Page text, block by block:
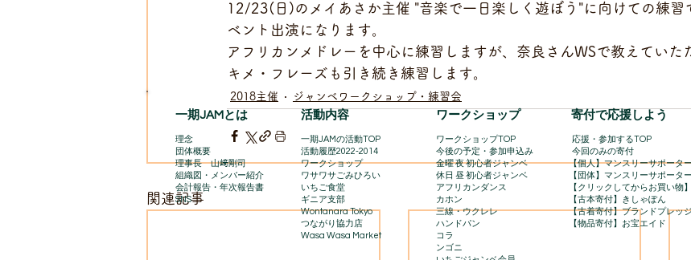
12/23(日)のメイあさか主催 "音楽で一日楽しく遊ぼう"に向けての練習
ベント出演になります。
アフリカンメドレーを中心に練習しますが、奈良さんWSで教えていた
キメ・フレーズも引き続き練習します。
2018主催 ジャンベワークショップ・練習会
関連記事
一期JAMとは 活動内容
理念
団体概要
理事長 山﨑剛司
組織図・メンバー紹介
会計報告​・年次報告書
SNS
一期JAMの活動TOP
​活動履歴2022-2014
ワークショップ
ワサワサごみひろい
いちご食堂
ギニア支部
Wontanara Tokyo
​つながり協力店
Wasa Wasa Market​
​ワークショップ 寄付で応援しよう
ワークショップTOP
今後の予定・参加申込み
金曜 夜 初心者ジャンベ
休日 昼 初心者ジャンベ
アフリカンダンス
カホン
三線・ウクレレ
ハンドパン
コラ
ンゴニ
応援・参加するTOP
今回のみの寄付
【個人】マンスリーサポータ
【団体】マンスリーサポータ
【クリックしてからお買い物
【古本寄付】きしゃぽん
【古着寄付】ブランドプレッ
【物品寄付】お宝エイド